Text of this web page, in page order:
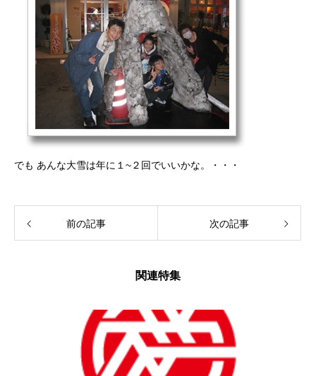
でも あんな大雪は年に１~２回でいいかな。・・・
前の記事 次の記事
関連特集